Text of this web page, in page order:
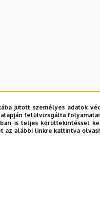
jutott személyes adatok
felülvizsgálta
is teljes körültekintéssel
az alábbi linkre kattintva